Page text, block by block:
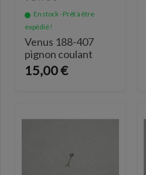
En stock - Prêt à être
expédié !
Venus 188-407
pignon coulant
15,00 €